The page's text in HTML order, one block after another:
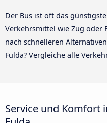
Der Bus ist oft das
Verkehrsmittel wie Zug oder
nach schnelleren
Fulda? Vergleiche alle
Service und Komfort